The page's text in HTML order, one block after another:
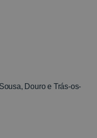
Douro e Trás-os-